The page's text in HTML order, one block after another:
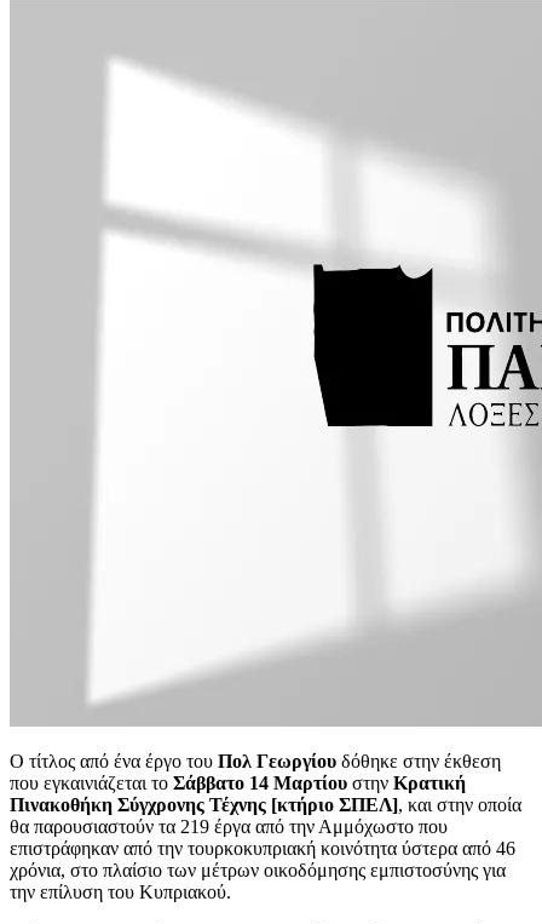
Ο τίτλος από ένα έργο του Πολ Γεωργίου δόθηκε στην έκθεση
που εγκαινιάζεται το Σάββατο 14 Μαρτίου στην Κρατική
Πινακοθήκη Σύγχρονης Τέχνης [κτήριο ΣΠΕΛ], και στην οποία
θα παρουσιαστούν τα 219 έργα από την Αμμόχωστο που
επιστράφηκαν από την τουρκοκυπριακή κοινότητα ύστερα από 46
χρόνια, στο πλαίσιο των μέτρων οικοδόμησης εμπιστοσύνης για
την επίλυση του Κυπριακού.